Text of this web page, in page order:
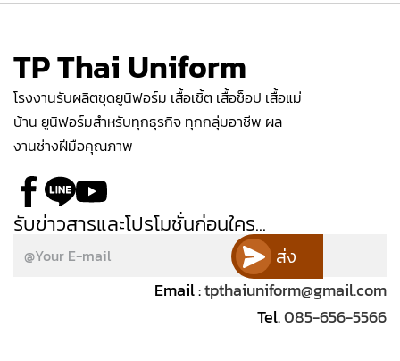
TP Thai Uniform
โรงงานรับผลิตชุดยูนิฟอร์ม เสื้อเชิ้ต เสื้อช็อป เสื้อแม่
บ้าน ยูนิฟอร์มสำหรับทุกธุรกิจ ทุกกลุ่มอาชีพ ผล
งานช่างฝีมือคุณภาพ
รับข่าวสารและโปรโมชั่นก่อนใคร...
ส่ง
Email :tpthaiuniform@gmail.com
Tel.085-656-5566